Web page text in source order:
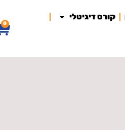
קורס דיגיטלי
0